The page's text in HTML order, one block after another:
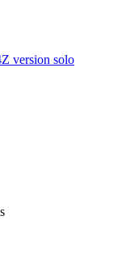
version solo